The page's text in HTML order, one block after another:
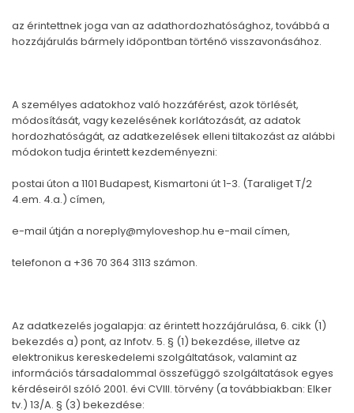
az érintettnek joga van az adathordozhatósághoz, továbbá a
hozzájárulás bármely időpontban történő visszavonásához.
A személyes adatokhoz való hozzáférést, azok törlését,
módosítását, vagy kezelésének korlátozását, az adatok
hordozhatóságát, az adatkezelések elleni tiltakozást az alábbi
módokon tudja érintett kezdeményezni:
postai úton a 1101 Budapest, Kismartoni út 1-3. (Taraliget T/2
4.em. 4.a.) címen,
e-mail útján a noreply@myloveshop.hu e-mail címen,
telefonon a +36 70 364 3113 számon.
Az adatkezelés jogalapja: az érintett hozzájárulása, 6. cikk (1)
bekezdés a) pont, az Infotv. 5. § (1) bekezdése, illetve az
elektronikus kereskedelemi szolgáltatások, valamint az
információs társadalommal összefüggő szolgáltatások egyes
kérdéseiről szóló 2001. évi CVIII. törvény (a továbbiakban: Elker
tv.) 13/A. § (3) bekezdése: